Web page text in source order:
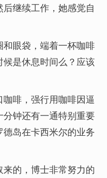
继续工作，她感觉自
眼袋，端着一杯咖啡
是休息时间么？应该
啡，强行用咖啡因逼
钟还有一通特别重要
岛在卡西米尔的业务
的，博士非常努力的